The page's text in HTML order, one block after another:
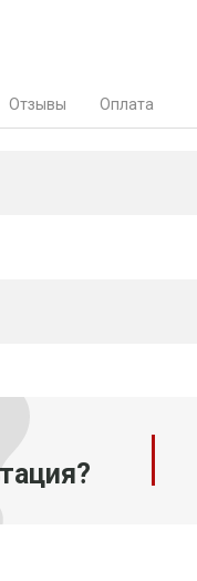
Отзывы Оплата